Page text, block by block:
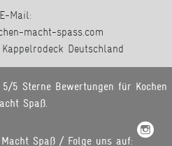
E-Mail:
macht-spass.com
Deutschland
5/5 Sterne Bewertungen für Kochen
Spaß.
Spaß / Folge uns auf: